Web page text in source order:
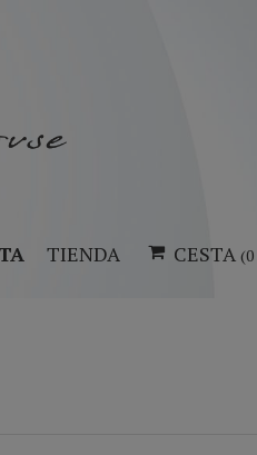
TIENDA CESTA